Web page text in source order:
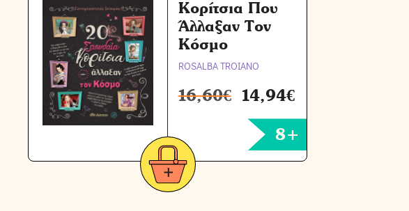
Κορίτσια Που
Άλλαξαν Τον
Κόσμο
ROSALBA TROIANO
16,60€ 14,94€
8+